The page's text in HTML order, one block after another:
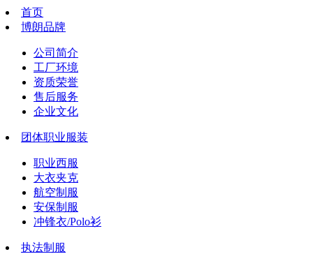
首页
博朗品牌
公司简介
工厂环境
资质荣誉
售后服务
企业文化
团体职业服装
职业西服
大衣夹克
航空制服
安保制服
冲锋衣/Polo衫
执法制服